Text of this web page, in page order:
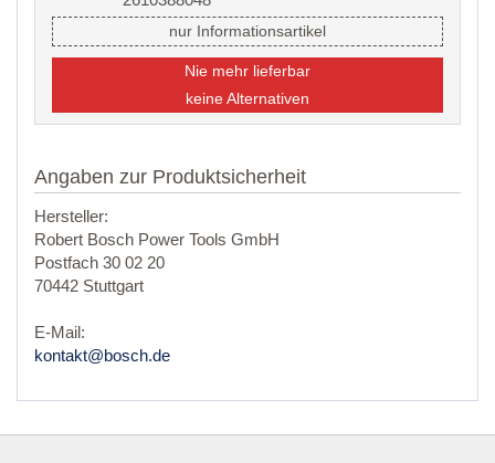
nur Informationsartikel
Nie mehr lieferbar
keine Alternativen
Angaben zur Produktsicherheit
Hersteller:
Robert Bosch Power Tools GmbH
Postfach 30 02 20
70442 Stuttgart
E-Mail:
kontakt@bosch.de